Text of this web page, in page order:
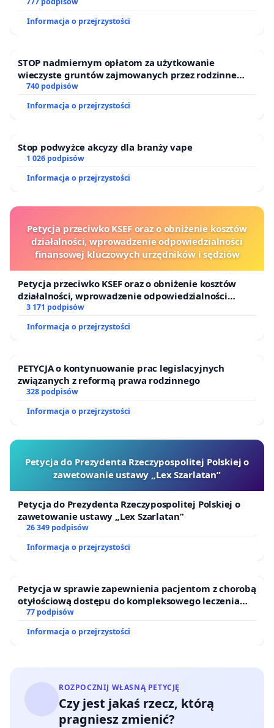
Informacja o przejrzystości
STOP nadmiernym opłatom za użytkowanie
wieczyste gruntów zajmowanych przez rodzinne
ogrody działkowe.
740 podpisów
Informacja o przejrzystości
Stop podwyżce akcyzy dla branży vape
1 026 podpisów
Informacja o przejrzystości
Petycja przeciwko KSEF oraz o obniżenie kosztów
działalności, wprowadzenie odpowiedzialności
finansowej kluczowych urzędników i sędziów
Petycja przeciwko KSEF oraz o obniżenie kosztów
działalności, wprowadzenie odpowiedzialności
finansowej kluczowych urzędników i sędziów
3 171 podpisów
Informacja o przejrzystości
PETYCJA o kontynuowanie prac legislacyjnych
związanych z reformą prawa rodzinnego
328 podpisów
Informacja o przejrzystości
Petycja do Prezydenta Rzeczypospolitej Polskiej o
zawetowanie ustawy „Lex Szarlatan”
Petycja do Prezydenta Rzeczypospolitej Polskiej o
zawetowanie ustawy „Lex Szarlatan”
26 349 podpisów
Informacja o przejrzystości
Petycja w sprawie zapewnienia pacjentom z chorobą
otyłościową dostępu do kompleksowego leczenia
oraz programów profilaktycznych.
77 podpisów
Informacja o przejrzystości
ROZPOCZNIJ WŁASNĄ PETYCJĘ
Czy jest jakaś rzecz, którą
pragniesz zmienić?